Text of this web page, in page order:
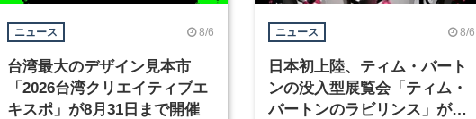
ニュース 8/6
台湾最大のデザイン見本市
「2026台湾クリエイティブエ
キスポ」が8月31日まで開催
ニュース 8/6
日本初上陸、ティム・バート
ンの没入型展覧会「ティム・
バートンのラビリンス」が東